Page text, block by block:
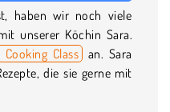
haben wir noch viele
unserer Köchin Sara.
Cooking Class an. Sara
die sie gerne mit